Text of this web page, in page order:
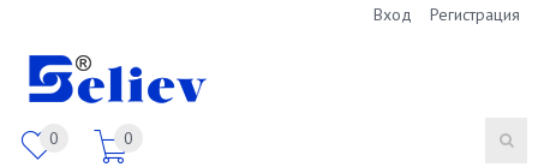
Вход Регистрация
0 0